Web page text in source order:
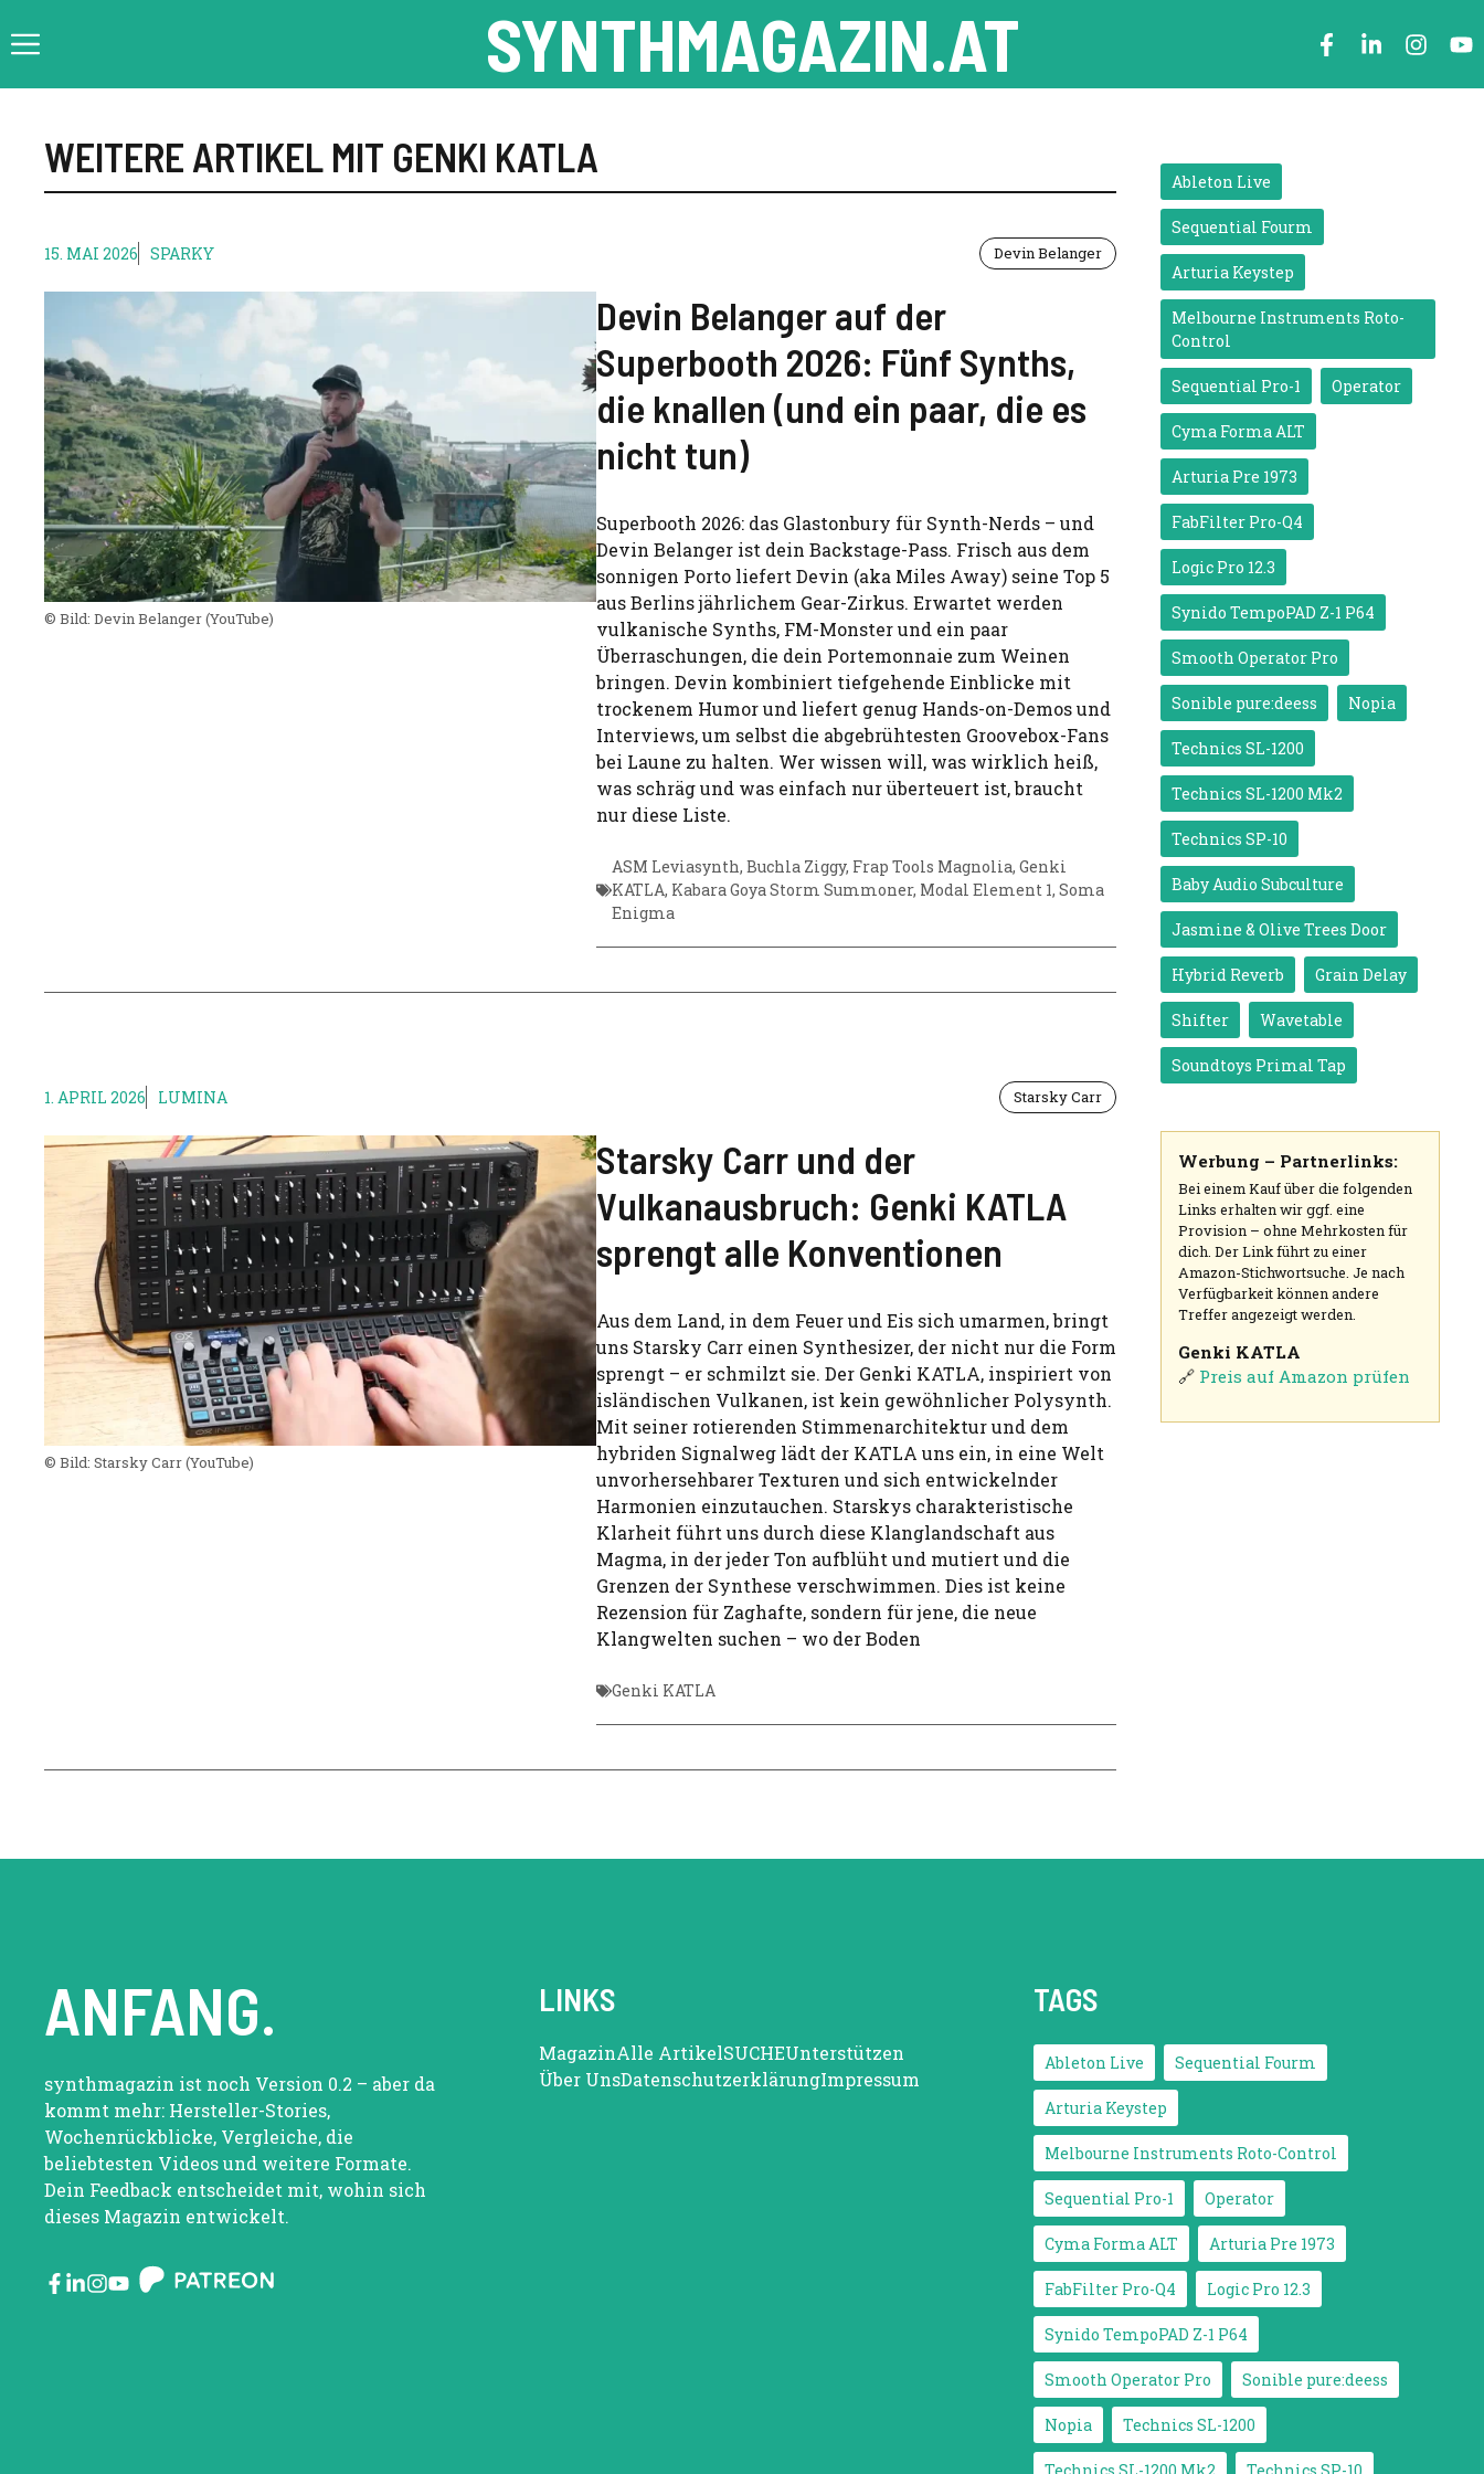
to
SYNTHMAGAZIN.AT
WEITERE ARTIKEL MIT GENKI KATLA
15. MAI 2026 SPARKY Devin Belanger
© Bild: Devin Belanger(YouTube)
Devin Belanger auf der
Superbooth 2026: Fünf Synths,
die knallen (und ein paar, die es
nicht tun)
Superbooth 2026: das Glastonbury für Synth-Nerds – und
Devin Belanger ist dein Backstage-Pass. Frisch aus dem
sonnigen Porto liefert Devin (aka Miles Away) seine Top 5
aus Berlins jährlichem Gear-Zirkus. Erwartet werden
vulkanische Synths, FM-Monster und ein paar
Überraschungen, die dein Portemonnaie zum Weinen
bringen. Devin kombiniert tiefgehende Einblicke mit
trockenem Humor und liefert genug Hands-on-Demos und
Interviews, um selbst die abgebrühtesten Groovebox-Fans
bei Laune zu halten. Wer wissen will, was wirklich heiß,
was schräg und was einfach nur überteuert ist, braucht
nur diese Liste.
ASM Leviasynth, Buchla Ziggy, Frap Tools Magnolia, Genki
KATLA, Kabara Goya Storm Summoner, Modal Element 1, Soma
Enigma
1. APRIL 2026 LUMINA Starsky Carr
© Bild: Starsky Carr(YouTube)
Starsky Carr und der
Vulkanausbruch: Genki KATLA
sprengt alle Konventionen
Aus dem Land, in dem Feuer und Eis sich umarmen, bringt
uns Starsky Carr einen Synthesizer, der nicht nur die Form
sprengt – er schmilzt sie. Der Genki KATLA, inspiriert von
isländischen Vulkanen, ist kein gewöhnlicher Polysynth.
Mit seiner rotierenden Stimmenarchitektur und dem
hybriden Signalweg lädt der KATLA uns ein, in eine Welt
unvorhersehbarer Texturen und sich entwickelnder
Harmonien einzutauchen. Starskys charakteristische
Klarheit führt uns durch diese Klanglandschaft aus
Magma, in der jeder Ton aufblüht und mutiert und die
Grenzen der Synthese verschwimmen. Dies ist keine
Rezension für Zaghafte, sondern für jene, die neue
Klangwelten suchen – wo der Boden
Genki KATLA
Ableton Live
Sequential Fourm
Arturia Keystep
Melbourne Instruments Roto-
Control
Sequential Pro-1 Operator
Cyma Forma ALT
Arturia Pre 1973
FabFilter Pro-Q4
Logic Pro 12.3
Synido TempoPAD Z-1 P64
Smooth Operator Pro
Sonible pure:deess Nopia
Technics SL-1200
Technics SL-1200 Mk2
Technics SP-10
Baby Audio Subculture
Jasmine & Olive Trees Door
Hybrid Reverb Grain Delay
Shifter Wavetable
Soundtoys Primal Tap
Werbung – Partnerlinks:
Bei einem Kauf über die folgenden
Links erhalten wir ggf. eine
Provision – ohne Mehrkosten für
dich. Der Link führt zu einer
Amazon-Stichwortsuche. Je nach
Verfügbarkeit können andere
Treffer angezeigt werden.
Genki KATLA
🔗 Preis auf Amazon prüfen
ANFANG.
synthmagazin ist noch Version 0.2 – aber da
kommt mehr: Hersteller-Stories,
Wochenrückblicke, Vergleiche, die
beliebtesten Videos und weitere Formate.
Dein Feedback entscheidet mit, wohin sich
dieses Magazin entwickelt.
LINKS
MagazinAlle ArtikelSUCHEUnterstützen
Über UnsDatenschutzerklärungImpressum
TAGS
Ableton Live Sequential Fourm
Arturia Keystep
Melbourne Instruments Roto-Control
Sequential Pro-1 Operator
Cyma Forma ALT Arturia Pre 1973
FabFilter Pro-Q4 Logic Pro 12.3
Synido TempoPAD Z-1 P64
Smooth Operator Pro Sonible pure:deess
Nopia Technics SL-1200